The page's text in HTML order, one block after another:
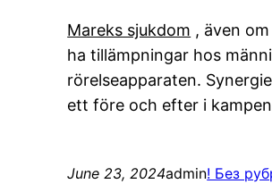
Mareks sjukdom , även
ha tillämpningar hos
rörelseapparaten.
ett före och efter i
June 23, 2024admin! Без